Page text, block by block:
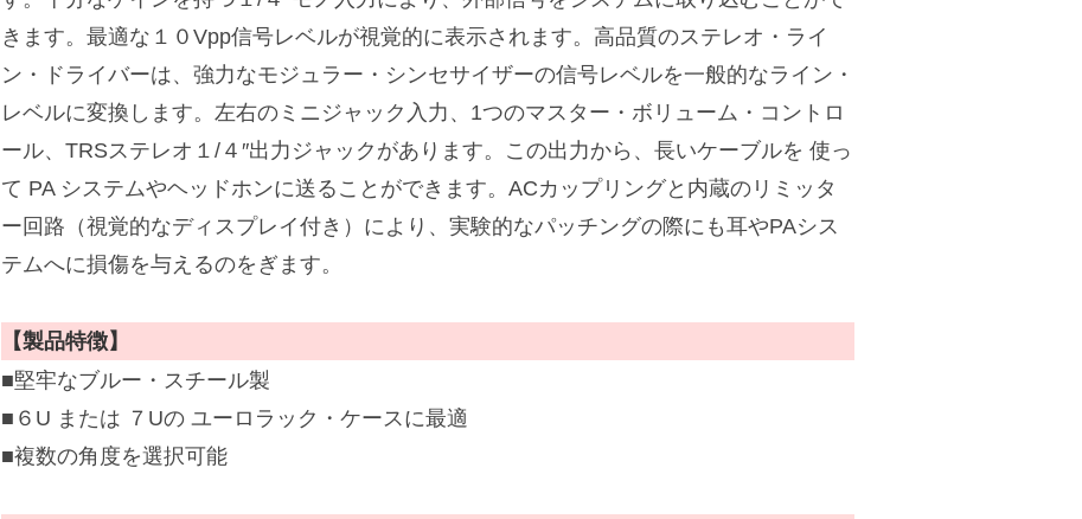
きます。最適な１０Vpp信号レベルが視覚的に表示されます。高品質のステレオ・ライ
ン・ドライバーは、強力なモジュラー・シンセサイザーの信号レベルを一般的なライン・
レベルに変換します。左右のミニジャック入力、1つのマスター・ボリューム・コントロ
ール、TRSステレオ１/４″出力ジャックがあります。この出力から、長いケーブルを 使っ
て PA システムやヘッドホンに送ることができます。ACカップリングと内蔵のリミッタ
ー回路（視覚的なディスプレイ付き）により、実験的なパッチングの際にも耳やPAシス
テムへに損傷を与えるのをぎます。
【製品特徴】
■堅牢なブルー・スチール製
■６U または ７Uの ユーロラック・ケースに最適
■複数の角度を選択可能